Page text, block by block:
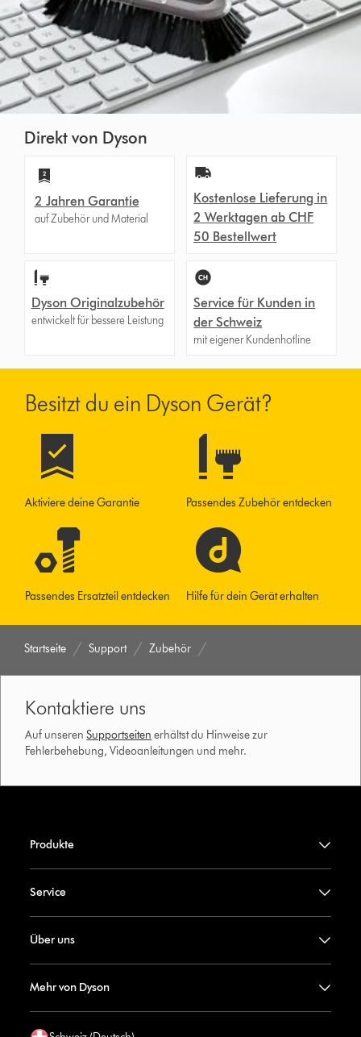
Direkt von Dyson
2 Jahren Garantie
auf Zubehör und Material
Kostenlose Lieferung in
2 Werktagen ab CHF
50 Bestellwert
Dyson Originalzubehör
entwickelt für bessere Leistung
Service für Kunden in
der Schweiz
mit eigener Kundenhotline
Besitzt du ein Dyson Gerät?
Aktiviere deine Garantie Passendes Zubehör entdecken
Passendes Ersatzteil entdecken Hilfe für dein Gerät erhalten
Startseite Support Zubehör
Kontaktiere uns
Auf unserenSupportseiten erhältst du Hinweise zur
Fehlerbehebung, Videoanleitungen und mehr.
Produkte
Service
Über uns
Mehr von Dyson